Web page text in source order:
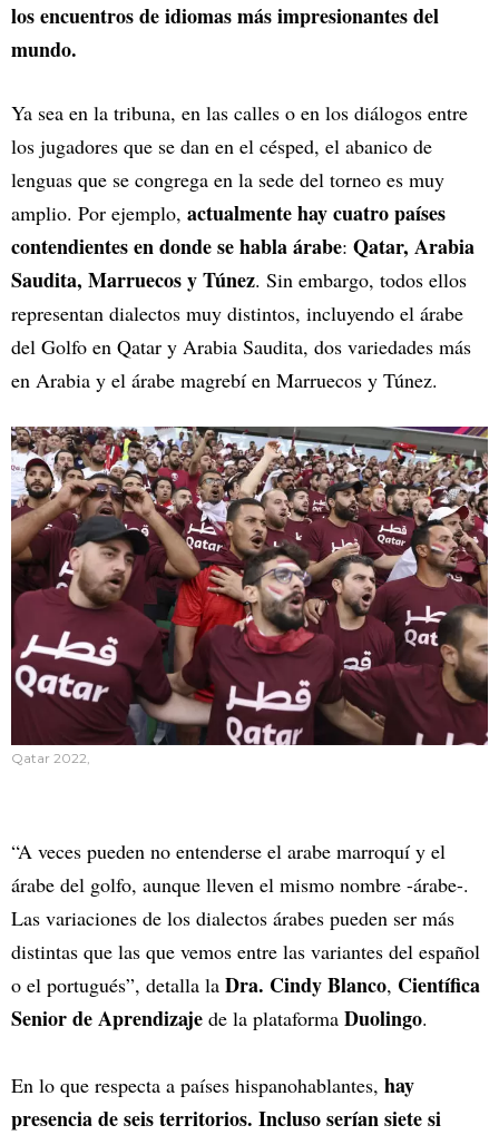
los encuentros de idiomas más impresionantes del
mundo.
Ya sea en la tribuna, en las calles o en los diálogos entre
los jugadores que se dan en el césped, el abanico de
lenguas que se congrega en la sede del torneo es muy
amplio. Por ejemplo, actualmente hay cuatro países
contendientes en donde se habla árabe: Qatar, Arabia
Saudita, Marruecos y Túnez. Sin embargo, todos ellos
representan dialectos muy distintos, incluyendo el árabe
del Golfo en Qatar y Arabia Saudita, dos variedades más
en Arabia y el árabe magrebí en Marruecos y Túnez.
Qatar 2022,
“A veces pueden no entenderse el arabe marroquí y el
árabe del golfo, aunque lleven el mismo nombre -árabe-.
Las variaciones de los dialectos árabes pueden ser más
distintas que las que vemos entre las variantes del español
o el portugués”, detalla la Dra. Cindy Blanco, Científica
Senior de Aprendizaje de la plataforma Duolingo.
En lo que respecta a países hispanohablantes, hay
presencia de seis territorios. Incluso serían siete si